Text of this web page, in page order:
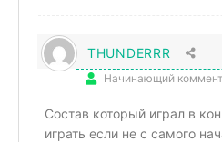
THUNDERRR
Начинающий
Состав который играл в
играть если не с самого